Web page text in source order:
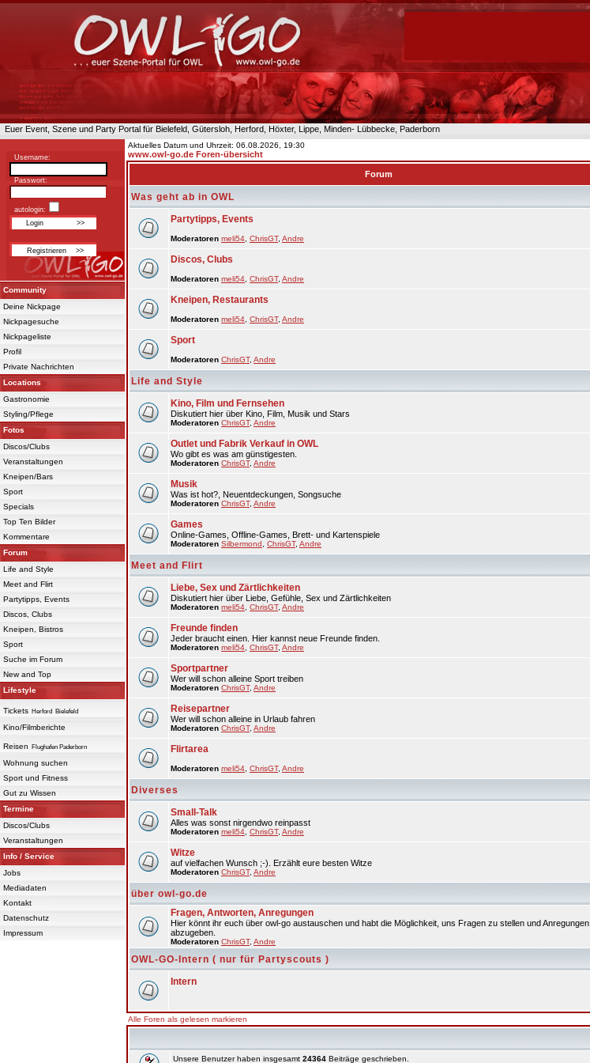
Euer Event, Szene und Party Portal für Bielefeld, Gütersloh, Herford, Höxter, Lippe, Minden- Lübbecke, Paderborn
Username:
Passwort:
autologin:
Community
Deine Nickpage
Nickpagesuche
Nickpageliste
Profil
Private Nachrichten
Locations
Gastronomie
Styling/Pflege
Fotos
Discos/Clubs
Veranstaltungen
Kneipen/Bars
Sport
Specials
Top Ten Bilder
Kommentare
Forum
Life and Style
Meet and Flirt
Partytipps, Events
Discos, Clubs
Kneipen, Bistros
Sport
Suche im Forum
New and Top
Lifestyle
Tickets Herford Bielefeld
Kino/Filmberichte
Reisen Flughafen Paderborn
Wohnung suchen
Sport und Fitness
Gut zu Wissen
Termine
Discos/Clubs
Veranstaltungen
Info / Service
Jobs
Mediadaten
Kontakt
Datenschutz
Impressum
Aktuelles Datum und Uhrzeit: 06.08.2026, 19:30
www.owl-go.de Foren-übersicht
Forum
Was geht ab in OWL
Partytipps, Events
Moderatoren meli54 ChrisGT, Andre
Discos, Clubs
Moderatoren meli54 ChrisGT, Andre
Kneipen, Restaurants
Moderatoren meli54 ChrisGT, Andre
Sport
Moderatoren ChrisGT, Andre
Life and Style
Kino, Film und Fernsehen
Diskutiert hier über Kino, Film, Musik und Stars
Moderatoren ChrisGT, Andre
Outlet und Fabrik Verkauf in OWL
Wo gibt es was am günstigesten.
Moderatoren ChrisGT, Andre
Musik
Was ist hot?, Neuentdeckungen, Songsuche
Moderatoren ChrisGT, Andre
Games
Online-Games, Offline-Games, Brett- und Kartenspiele
Moderatoren Silbermond ChrisGT, Andre
Meet and Flirt
Liebe, Sex und Zärtlichkeiten
Diskutiert hier über Liebe, Gefühle, Sex und Zärtlichkeiten
Moderatoren meli54 ChrisGT, Andre
Freunde finden
Jeder braucht einen. Hier kannst neue Freunde finden.
Moderatoren meli54 ChrisGT, Andre
Sportpartner
Wer will schon alleine Sport treiben
Moderatoren ChrisGT, Andre
Reisepartner
Wer will schon alleine in Urlaub fahren
Moderatoren ChrisGT, Andre
Flirtarea
Moderatoren meli54 ChrisGT, Andre
Diverses
Small-Talk
Alles was sonst nirgendwo reinpasst
Moderatoren meli54 ChrisGT, Andre
Witze
auf vielfachen Wunsch ;-). Erzählt eure besten Witze
Moderatoren ChrisGT, Andre
über owl-go.de
Fragen, Antworten, Anregungen
Hier könnt ihr euch über owl-go austauschen und habt die Möglichkeit, uns Fragen zu stellen und Anregungen
abzugeben.
Moderatoren ChrisGT, Andre
OWL-GO-Intern ( nur für Partyscouts )
Intern
Alle Foren als gelesen markieren
Unsere Benutzer haben insgesamt 24364 Beiträge geschrieben.